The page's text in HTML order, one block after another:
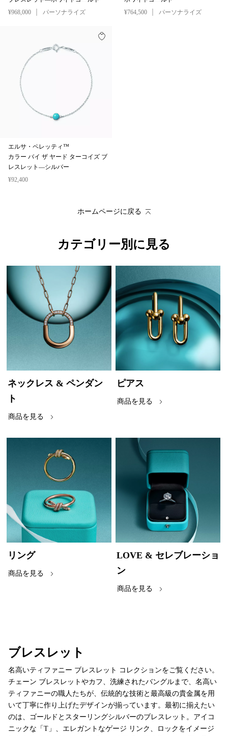
¥968,000
パーソナライズ
¥764,500
パーソナライズ
エルサ・ペレッティ™
カラー バイ ザ ヤード ターコイズ ブ
レスレット—シルバー
¥92,400
ホームページに戻る
カテゴリー別に見る
ネックレス & ペンダン
ト
商品を見る
ピアス
商品を見る
リング
商品を見る
LOVE & セレブレーショ
ン
商品を見る
ブレスレット
名高いティファニー ブレスレット コレクションをご覧ください。
チェーン ブレスレットやカフ、洗練されたバングルまで、名高い
ティファニーの職人たちが、伝統的な技術と最高級の貴金属を用
いて丁寧に作り上げたデザインが揃っています。最初に揃えたい
のは、ゴールドとスターリングシルバーのブレスレット。アイコ
ニックな「T」、エレガントなゲージ リンク、ロックをイメージ